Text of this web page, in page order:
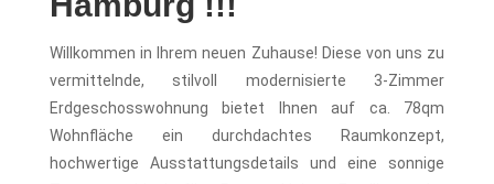
Willkommen in Ihrem neuen Zuhause! Diese von uns zu
vermittelnde, stilvoll modernisierte 3-Zimmer
Erdgeschosswohnung bietet Ihnen auf ca. 78qm
Wohnfläche ein durchdachtes Raumkonzept,
hochwertige Ausstattungsdetails und eine sonnige